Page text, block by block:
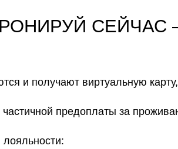
СЕЙЧАС
и получают виртуальную
предоплаты за